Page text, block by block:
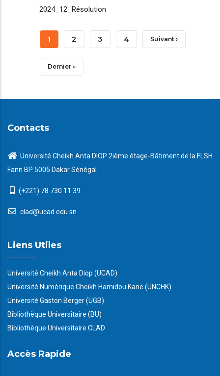
2024_12_Résolution
Pagination
Page
Courante
1 Page
2 Page
3 Page
4 Page
Suivant ›
Dernière
Dernier »
Contacts
Université Cheikh Anta DIOP 2ième étage-Bâtiment de la FLSH
Fann BP 5005 Dakar Sénégal
(+221) 78 730 11 39
clad@ucad.edu.sn
Liens Utiles
Université Cheikh Anta Diop (UCAD)
Université Numérique Cheikh Hamidou Kane (UNCHK)
Université Gaston Berger (UGB)
Bibliothèque Universitaire (BU)
Bibliothèque Universitaire CLAD
Accès Rapide